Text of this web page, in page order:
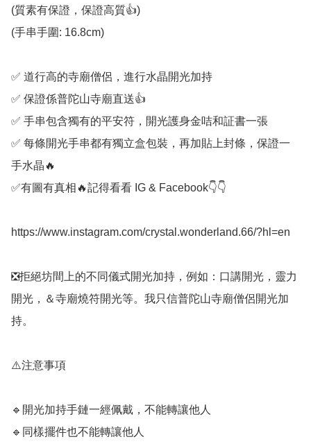
(質素有保證，保證高質👍)
(手串手圍: 16.8cm)
✅️ 道行高的寺廟僧侶，進行水晶開光加持
✅️ 保證係普陀山寺廟直送👍
✅️ 手串包含獨有的平安符，開光護身金咭和証書一張
✅️ 每條開光手串都有獨立盒包裝，再加貼上封條，保證一
手水晶🔥
✅️有圖有真相🔥記得看看 IG & Facebook👇👇
https://www.instagram.com/crystal.wonderland.66/?hl=en
❎️拒絕坊間上的不同儀式開光加持，例如：口講開光，靈力
開光，＆寺廟燒符開光等。我只信普陀山寺廟僧侶開光加
持。
⚠️注意事項
🔹️開光加持手鏈一經佩戴，不能轉讓他人
🔹️同樣擺件也不能轉讓他人